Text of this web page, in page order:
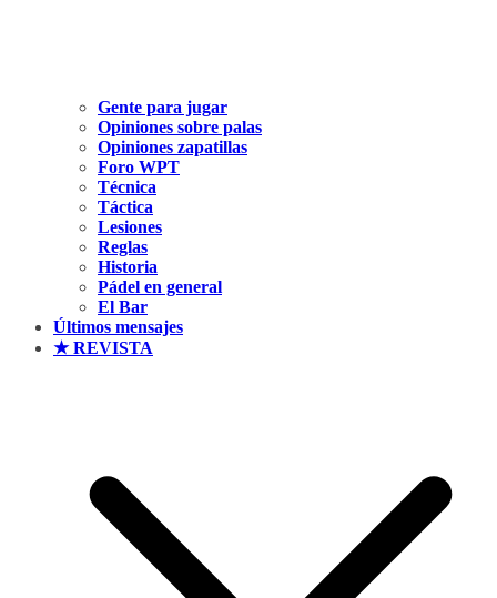
Gente para jugar
Opiniones sobre palas
Opiniones zapatillas
Foro WPT
Técnica
Táctica
Lesiones
Reglas
Historia
Pádel en general
El Bar
Últimos mensajes
★ REVISTA